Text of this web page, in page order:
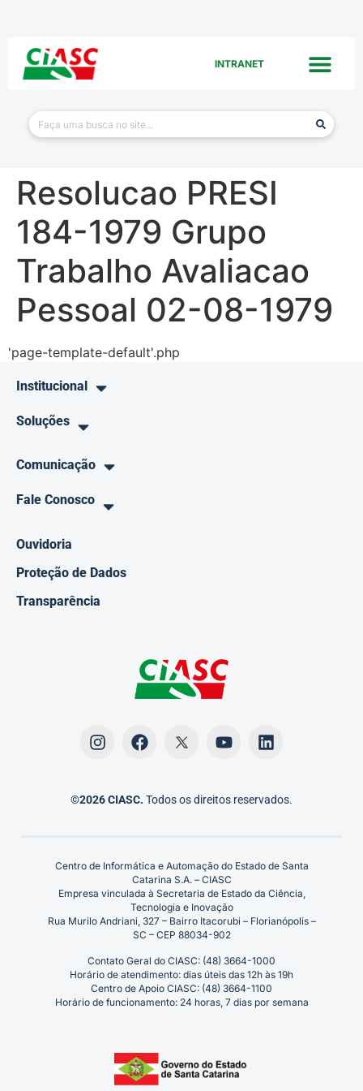
INTRANET
Resolucao PRESI
184-1979 Grupo
Trabalho Avaliacao
Pessoal 02-08-1979
'page-template-default'.php
Institucional
Soluções
Comunicação
Fale Conosco
Ouvidoria
Proteção de Dados
Transparência
©2026 CIASC. Todos os direitos reservados.
Centro de Informática e Automação do Estado de Santa
Catarina S.A. – CIASC
Empresa vinculada à Secretaria de Estado da Ciência,
Tecnologia e Inovação
Rua Murilo Andriani, 327 – Bairro Itacorubi – Florianópolis –
SC – CEP 88034-902
Contato Geral do CIASC: (48) 3664-1000
Horário de atendimento: dias úteis das 12h às 19h
Centro de Apoio CIASC: (48) 3664-1100
Horário de funcionamento: 24 horas, 7 dias por semana